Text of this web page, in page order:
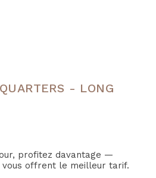
- LONG
profitez davantage —
vous offrent le meilleur tarif.